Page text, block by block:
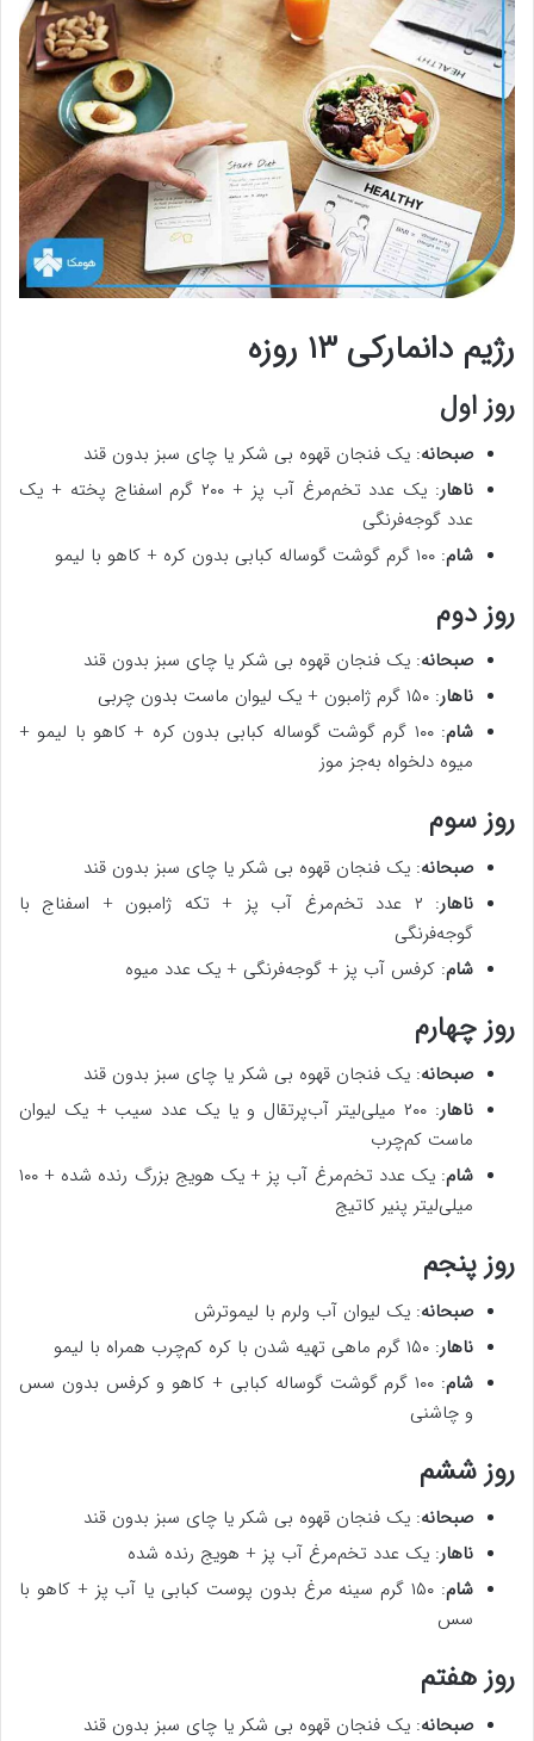
رژیم دانمارکی ۱۳ روزه
روز اول
صبحانه: یک فنجان قهوه بی شکر یا چای سبز بدون قند
ناهار
: یک عدد تخم‌مرغ آب پز + ۲۰۰ گرم اسفناج پخته + یک
عدد گوجه‌فرنگی
شام: ۱۰۰ گرم گوشت گوساله کبابی بدون کره + کاهو با لیمو
روز دوم
صبحانه: یک فنجان قهوه بی شکر یا چای سبز بدون قند
ناهار: ۱۵۰ گرم ژامبون + یک لیوان ماست بدون چربی
شام
: ۱۰۰ گرم گوشت گوساله کبابی بدون کره + کاهو با لیمو +
میوه دلخواه به‌جز موز
روز سوم
صبحانه: یک فنجان قهوه بی شکر یا چای سبز بدون قند
ناهار
: ۲ عدد تخم‌مرغ آب پز + تکه ژامبون + اسفناج با
گوجه‌فرنگی
شام: کرفس آب پز + گوجه‌فرنگی + یک عدد میوه
روز چهارم
صبحانه: یک فنجان قهوه بی شکر یا چای سبز بدون قند
ناهار
: ۲۰۰ میلی‌لیتر آب‌پرتقال و یا یک عدد سیب + یک لیوان
ماست کم‌چرب
شام
: یک عدد تخم‌مرغ آب پز + یک هویج بزرگ رنده شده + ۱۰۰
میلی‌لیتر پنیر کاتیج
روز پنجم
صبحانه: یک لیوان آب ولرم با لیموترش
ناهار: ۱۵۰ گرم ماهی تهیه شدن با کره کم‌چرب همراه با لیمو
شام
: ۱۰۰ گرم گوشت گوساله کبابی + کاهو و کرفس بدون سس
و چاشنی
روز ششم
صبحانه: یک فنجان قهوه بی شکر یا چای سبز بدون قند
ناهار: یک عدد تخم‌مرغ آب پز + هویج رنده شده
شام
: ۱۵۰ گرم سینه مرغ بدون پوست کبابی یا آب پز + کاهو با
سس
روز هفتم
صبحانه: یک فنجان قهوه بی شکر یا چای سبز بدون قند